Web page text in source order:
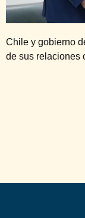
Chile y gobierno
de sus relaciones